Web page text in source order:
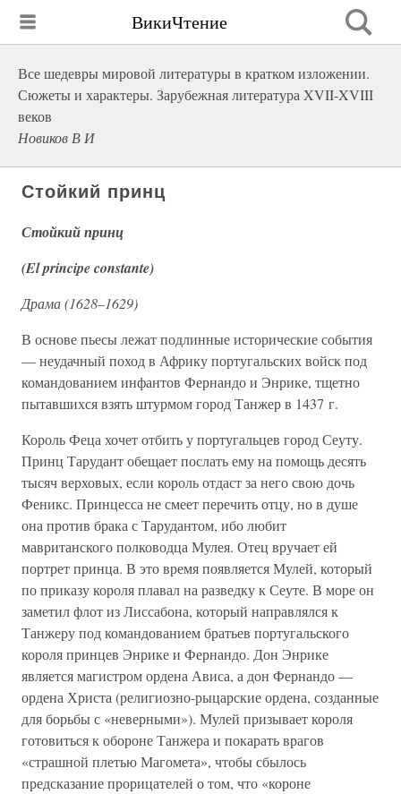
ВикиЧтение
Все шедевры мировой литературы в кратком изложении.
Сюжеты и характеры. Зарубежная литература XVII-XVIII
веков
Новиков В И
Стойкий принц
Стойкий принц
(El principe constante)
Драма (1628–1629)
В основе пьесы лежат подлинные исторические события
— неудачный поход в Африку португальских войск под
командованием инфантов Фернандо и Энрике, тщетно
пытавшихся взять штурмом город Танжер в 1437 г.
Король Феца хочет отбить у португальцев город Сеуту.
Принц Тарудант обещает послать ему на помощь десять
тысяч верховых, если король отдаст за него свою дочь
Феникс. Принцесса не смеет перечить отцу, но в душе
она против брака с Тарудантом, ибо любит
мавританского полководца Мулея. Отец вручает ей
портрет принца. В это время появляется Мулей, который
по приказу короля плавал на разведку к Сеуте. В море он
заметил флот из Лиссабона, который направлялся к
Танжеру под командованием братьев португальского
короля принцев Энрике и Фернандо. Дон Энрике
является магистром ордена Ависа, а дон Фернандо —
ордена Христа (религиозно-рыцарские ордена, созданные
для борьбы с «неверными»). Мулей призывает короля
готовиться к обороне Танжера и покарать врагов
«страшной плетью Магомета», чтобы сбылось
предсказание прорицателей о том, что «короне